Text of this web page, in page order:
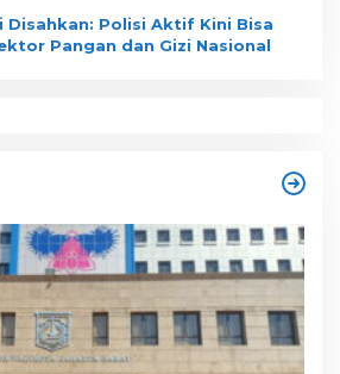
Disahkan: Polisi Aktif Kini Bisa
Pangan dan Gizi Nasional